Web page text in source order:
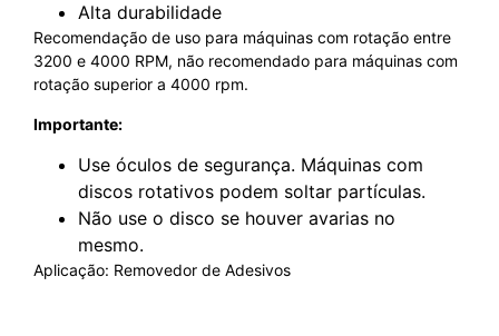
Alta durabilidade
Recomendação de uso para máquinas com rotação entre
3200 e 4000 RPM, não recomendado para máquinas com
rotação superior a 4000 rpm.
Importante:
Use óculos de segurança. Máquinas com
discos rotativos podem soltar partículas.
Não use o disco se houver avarias no
mesmo.
Aplicação: Removedor de Adesivos